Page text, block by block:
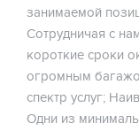
занимаемой
Сотрудничая с
короткие сроки
огромным
спектр услуг;
Одни из